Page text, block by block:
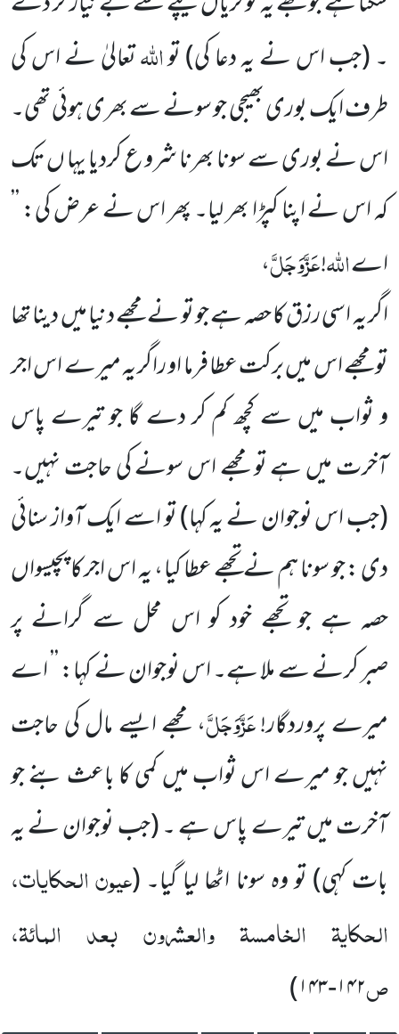
۔(جب اس نے یہ دعا کی)تواللہتعالیٰ نے اس کی
طرف ایک بوری بھیجی جو سونے سے بھری ہوئیتھی۔
اس نے بوری سے سونا بھرنا شرو ع کردیا یہا ں تک
کہ اس نے اپنا کپڑا بھر لیا۔ پھر اس نے عرض کی: ’’
اےاللہ!عَزَّوَجَلَّ،
اگر یہ اسی رزق کا حصہ ہے جو تو نے مجھے دنیا میں دینا تھا
تو مجھے اس میں برکت عطا فرما او راگر یہ میرے اس اجر
و ثواب میں سے کچھ کم کر دے گا جو تیرے پاس
آخرت میں ہے تو مجھے اس سونے کی حاجت نہیں۔
(جب اس نوجوان نے یہ کہا)تو اسے ایک آواز سنائی
دی : جو سونا ہم نے تجھے عطا کیا ، یہ اس اجر کا پچیسواں
حصہ ہے جو تجھے خود کو اس محل سے گرانے پر
صبرکرنے سے ملا ہے۔ اس نوجوان نے کہا: ’’ اے
میرے پروردگار!عَزَّوَجَلَّ، مجھے ایسے مال کی حاجت
نہیں جو میرے اس ثواب میں کمی کا باعث بنے جو
آخرت میں تیرے پاس ہے ۔(جب نوجوان نے یہ
بات کہی)تو وہ سونا اٹھا لیا گیا۔(عیون الحکایات،
الحکایۃ الخامسۃ والعشرون بعد المائۃ،
ص۱۴۲-۱۴۳)